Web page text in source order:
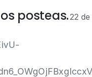
posteas.22